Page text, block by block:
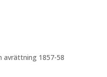
avrättning 1857-58